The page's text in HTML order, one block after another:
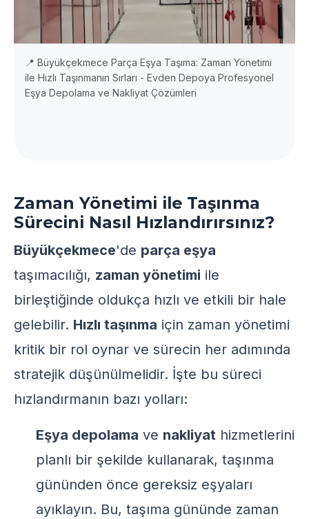
📍 Büyükçekmece Parça Eşya Taşıma: Zaman Yönetimi
ile Hızlı Taşınmanın Sırları - Evden Depoya Profesyonel
Eşya Depolama ve Nakliyat Çözümleri
Zaman Yönetimi ile Taşınma
Sürecini Nasıl Hızlandırırsınız?
Büyükçekmece'de parça eşya
taşımacılığı, zaman yönetimi ile
birleştiğinde oldukça hızlı ve etkili bir hale
gelebilir. Hızlı taşınma için zaman yönetimi
kritik bir rol oynar ve sürecin her adımında
stratejik düşünülmelidir. İşte bu süreci
hızlandırmanın bazı yolları:
Eşya depolama ve nakliyat hizmetlerini
planlı bir şekilde kullanarak, taşınma
gününden önce gereksiz eşyaları
ayıklayın. Bu, taşıma gününde zaman